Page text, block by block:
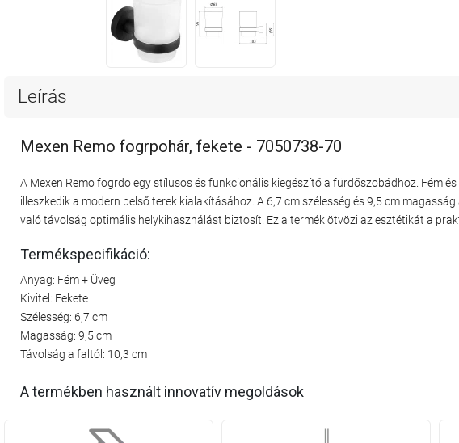
Leírás
Mexen Remo fogrpohár, fekete - 7050738-70
A Mexen Remo fogrdo egy stílusos és funkcionális kiegészítő a fürdőszobádhoz. Fém
illeszkedik a modern belső terek kialakításához. A 6,7 cm szélesség és 9,5 cm
való távolság optimális helykihasználást biztosít. Ez a termék ötvözi az esztétikát a
Termékspecifikáció:
Anyag: Fém + Üveg
Kivitel: Fekete
Szélesség: 6,7 cm
Magasság: 9,5 cm
Távolság a faltól: 10,3 cm
A termékben használt innovatív megoldások